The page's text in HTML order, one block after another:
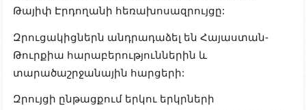
Թայիփ Էրդողանի հեռախոսազրույցը:
Զրուցակիցներն անդրադաձել են Հայաստան-
Թուրքիա հարաբերություններին և
տարածաշրջանային հարցերի:
Զրույցի ընթացքում երկու երկրների